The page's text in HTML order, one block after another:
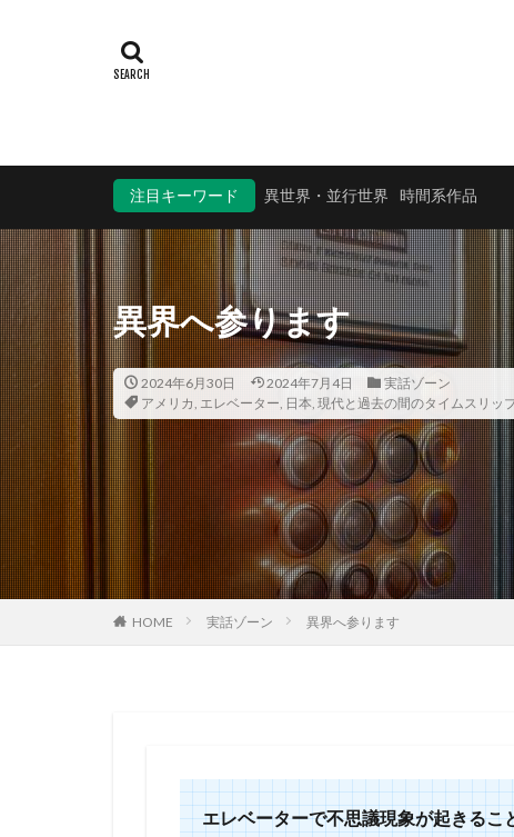
注目キーワード 異世界・並行世界 時間系作品
異界へ参ります
2024年6月30日 2024年7月4日
実話ゾーン
アメリカ, エレベーター, 日本, 現代と過去の間のタイムスリッ
HOME 実話ゾーン 異界へ参ります
エレベーターで不思議現象が起きる